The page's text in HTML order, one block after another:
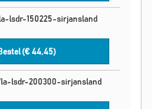
lsdr-150225-sirjansland
(€44,45)
lsdr-200300-sirjansland